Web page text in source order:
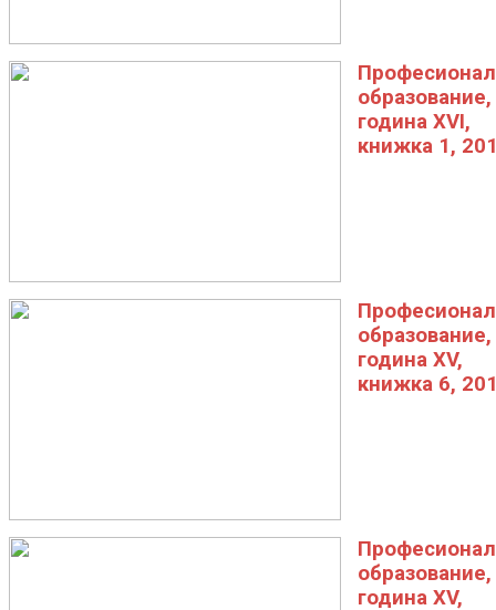
образование,
година XVI,
книжка 1,
образование,
година XV,
книжка 6,
образование,
година XV,